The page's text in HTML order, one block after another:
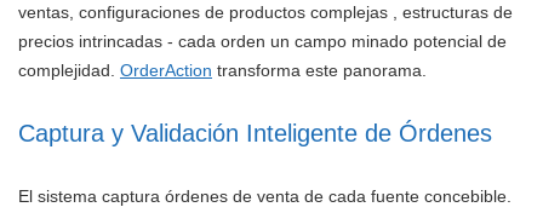
ventas, configuraciones de productos complejas , estructuras de
precios intrincadas - cada orden un campo minado potencial de
complejidad. OrderAction transforma este panorama.
Captura y Validación Inteligente de Órdenes
El sistema captura órdenes de venta de cada fuente concebible.